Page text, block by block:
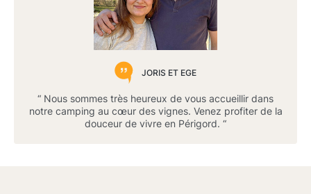
JORIS ET EGE
“ Nous sommes très heureux de vous accueillir dans
notre camping au cœur des vignes. Venez profiter de la
douceur de vivre en Périgord. “